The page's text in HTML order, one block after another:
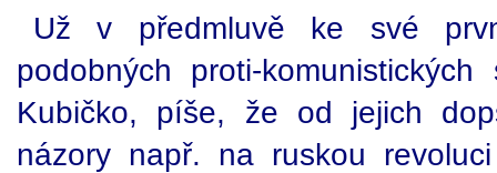
Už v předmluvě ke své
podobných proti-
Kubičko, píše, že od jejich
názory např. na ruskou